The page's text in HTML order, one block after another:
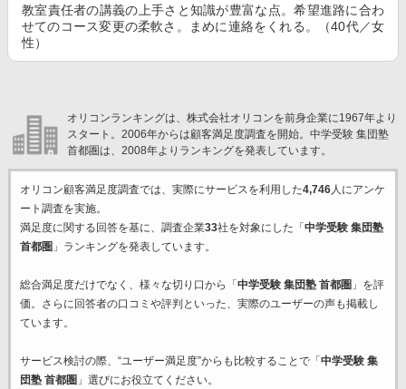
教室責任者の講義の上手さと知識が豊富な点。希望進路に合わ
せてのコース変更の柔軟さ。まめに連絡をくれる。（40代／女
性）
オリコンランキングは、株式会社オリコンを前身企業に1967年より
スタート。2006年からは顧客満足度調査を開始。中学受験 集団塾
首都圏は、2008年よりランキングを発表しています。
オリコン顧客満足度調査では、実際にサービスを利用した4,746人にアンケ
ート調査を実施。
満足度に関する回答を基に、調査企業33社を対象にした「 中学受験 集団塾
首都圏 」ランキングを発表しています。
総合満足度だけでなく、様々な切り口から「 中学受験 集団塾 首都圏 」を評
価。さらに回答者の口コミや評判といった、実際のユーザーの声も掲載し
ています。
サービス検討の際、“ユーザー満足度”からも比較することで「 中学受験 集
団塾 首都圏 」選びにお役立てください。